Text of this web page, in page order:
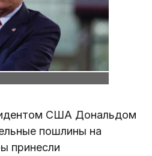
США Дональдом
пошлины на
принесли